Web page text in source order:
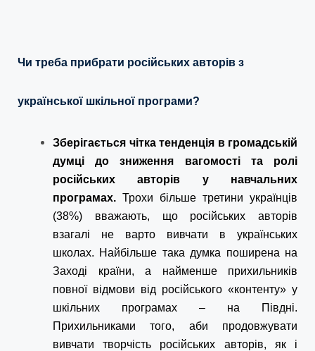
Чи треба прибрати російських авторів з
української шкільної програми?
Зберігається чітка тенденція в громадській
думці до зниження вагомості та ролі
російських авторів у навчальних
програмах. Трохи більше третини українців
(38%) вважають, що російських авторів
взагалі не варто вивчати в українських
школах. Найбільше така думка поширена на
Заході країни, а найменше прихильників
повної відмови від російського «контенту» у
шкільних програмах – на Півдні.
Прихильниками того, аби продовжувати
вивчати творчість російських авторів, як і